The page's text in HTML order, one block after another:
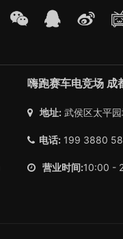
嗨跑赛车电竞场 成
地址:武侯区太平园
电话:199 3880
营业时间:10:00 -